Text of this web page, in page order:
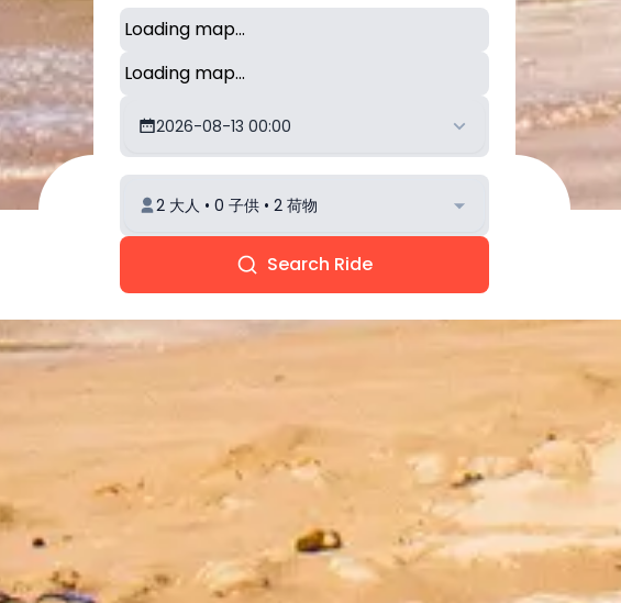
Loading map...
Loading map...
2026-08-13 00:00
2 大人 • 0 子供 • 2 荷物
Search Ride